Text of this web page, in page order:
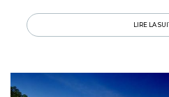
œufs, balades le long de
découvertes en véhicule
proche du chant des cigales!
LIRE LA